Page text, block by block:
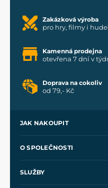
Zakázková výroba
pro hry, filmy i
Kamenná prodejna
otevřena 7 dní v
Doprava na cokoliv
od 79,- Kč
JAK NAKOUPIT
Velkoobchod
O SPOLEČNOSTI
SLUŽBY